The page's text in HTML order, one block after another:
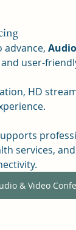
advance,
user-
services,
& Video